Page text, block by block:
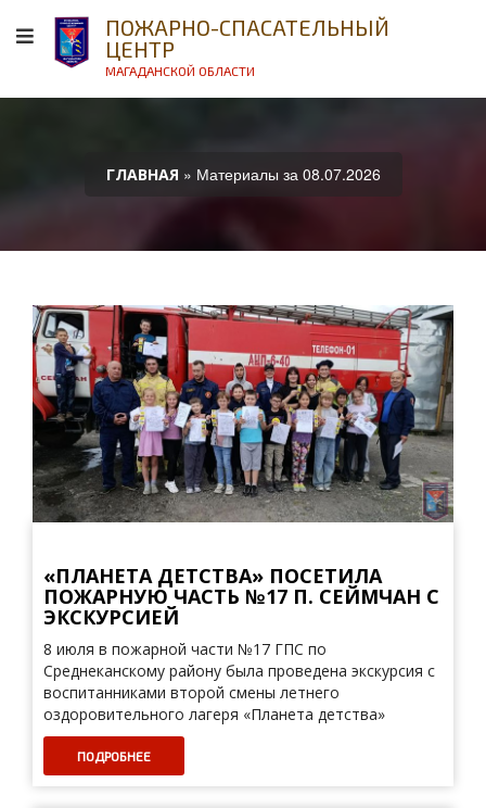
ПОЖАРНО-СПАСАТЕЛЬНЫЙ
ЦЕНТР
МАГАДАНСКОЙ ОБЛАСТИ
ГЛАВНАЯ » Материалы за 08.07.2026
«ПЛАНЕТА ДЕТСТВА» ПОСЕТИЛА
ПОЖАРНУЮ ЧАСТЬ №17 П. СЕЙМЧАН С
ЭКСКУРСИЕЙ
8 июля в пожарной части №17 ГПС по
Среднеканскому району была проведена экскурсия с
воспитанниками второй смены летнего
оздоровительного лагеря «Планета детства»
ПОДРОБНЕЕ